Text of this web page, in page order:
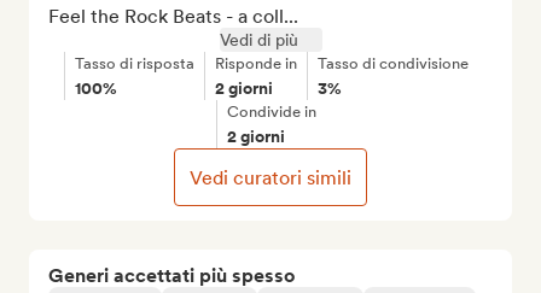
Generi accettati più spesso
Feel the Rock Beats - a coll...
Vedi di più
Tasso di risposta
100%
Risponde in
2 giorni
Tasso di condivisione
3%
Condivide in
2 giorni
Vedi curatori simili